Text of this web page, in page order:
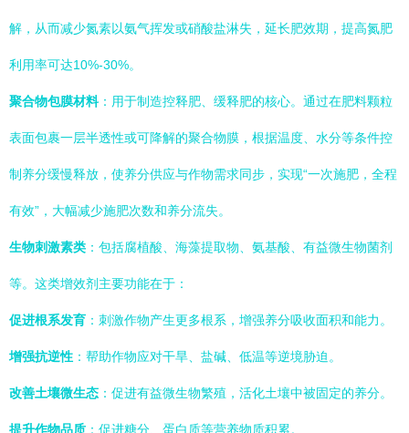
解，从而减少氮素以氨气挥发或硝酸盐淋失，延长肥效期，提高氮肥
利用率可达10%-30%。
聚合物包膜材料：用于制造控释肥、缓释肥的核心。通过在肥料颗粒
表面包裹一层半透性或可降解的聚合物膜，根据温度、水分等条件控
制养分缓慢释放，使养分供应与作物需求同步，实现“一次施肥，全程
有效”，大幅减少施肥次数和养分流失。
生物刺激素类 ：包括腐植酸、海藻提取物、氨基酸、有益微生物菌剂
等。这类增效剂主要功能在于：
促进根系发育 ：刺激作物产生更多根系，增强养分吸收面积和能力。
增强抗逆性 ：帮助作物应对干旱、盐碱、低温等逆境胁迫。
改善土壤微生态 ：促进有益微生物繁殖，活化土壤中被固定的养分。
提升作物品质 ：促进糖分、蛋白质等营养物质积累。